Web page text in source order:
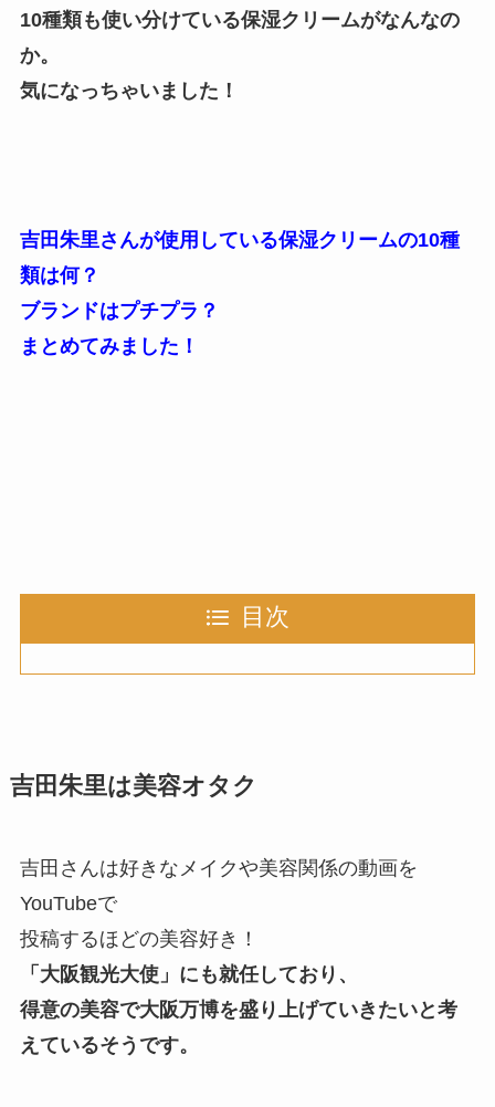
10種類も使い分けている保湿クリームがなんなの
か。
気になっちゃいました！
吉田朱里さんが使用している保湿クリームの10種
類は何？
ブランドはプチプラ？
まとめてみました！
目次
吉田朱里は美容オタク
吉田さんは好きなメイクや美容関係の動画を
YouTubeで
投稿するほどの美容好き！
「大阪観光大使」にも就任しており、
得意の美容で大阪万博を盛り上げていきたいと考
えているそうです。